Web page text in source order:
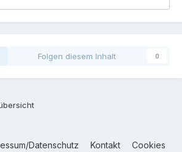
Folgen diesem Inhalt 0
Datenschutz Kontakt Cookies